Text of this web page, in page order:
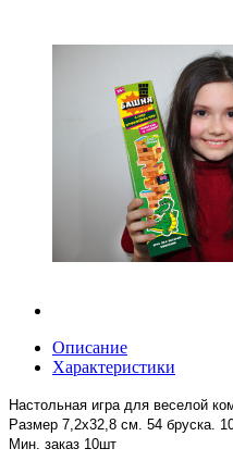
Описание
Характеристики
Настольная игра для веселой
Размер 7,2х32,8 см. 54 бруска.
Мин. заказ 10шт